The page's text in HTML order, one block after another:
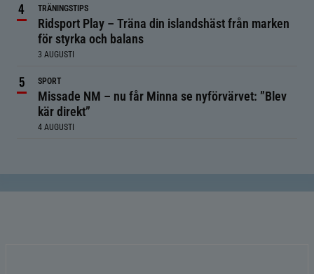
TRÄNINGSTIPS
Ridsport Play – Träna din islandshäst från marken
för styrka och balans
3 AUGUSTI
SPORT
Missade NM – nu får Minna se nyförvärvet: ”Blev
kär direkt”
4 AUGUSTI